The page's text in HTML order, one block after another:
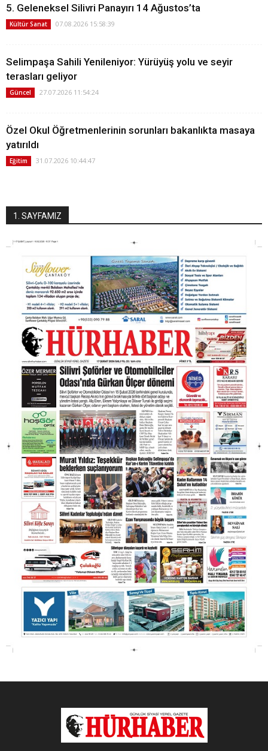
5. Geleneksel Silivri Panayırı 14 Ağustos’ta
Kültür Sanat 07.08.2026 15:58:39
Selimpaşa Sahili Yenileniyor: Yürüyüş yolu ve seyir
terasları geliyor
Güncel 27.07.2026 11:54:24
Özel Okul Öğretmenlerinin sorunları bakanlıkta masaya
yatırıldı
Eğitim 31.07.2026 10:44:47
1. SAYFAMIZ